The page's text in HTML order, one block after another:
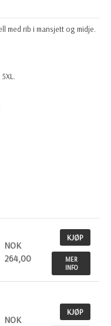
med rib i mansjett og midje.
NOK
264,00
KJØP
MER
INFO
NOK
KJØP